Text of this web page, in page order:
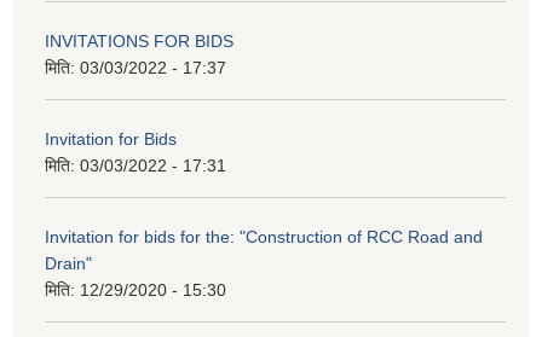
INVITATIONS FOR BIDS
मिति: 03/03/2022 - 17:37
Invitation for Bids
मिति: 03/03/2022 - 17:31
Invitation for bids for the: "Construction of RCC Road and
Drain"
मिति: 12/29/2020 - 15:30